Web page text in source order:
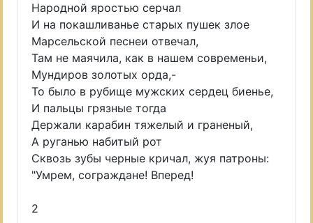
Народной яростью серчал
И на покашливанье старых пушек злое
Марсельской песнеи отвечал,
Там не маячила, как в нашем современьи,
Мундиров золотых орда,-
То было в рубище мужских сердец биенье,
И пальцы грязные тогда
Держали карабин тяжелый и граненый,
А руганью набитый рот
Сквозь зубы черные кричал, жуя патроны:
"Умрем, сограждане! Вперед!
2